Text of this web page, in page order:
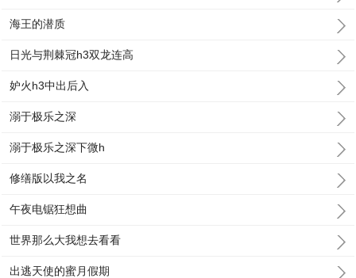
海王的潜质
日光与荆棘冠h3双龙连高
妒火h3中出后入
溺于极乐之深
溺于极乐之深下微h
修缮版以我之名
午夜电锯狂想曲
世界那么大我想去看看
出逃天使的蜜月假期